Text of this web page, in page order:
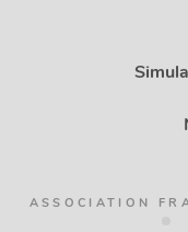
ASSOCIATION